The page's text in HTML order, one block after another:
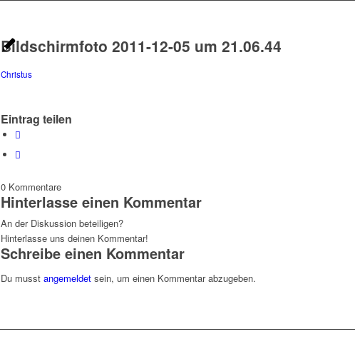
Bildschirmfoto 2011-12-05 um 21.06.44
Christus
Eintrag teilen
0 Kommentare
Hinterlasse einen Kommentar
An der Diskussion beteiligen?
Hinterlasse uns deinen Kommentar!
Schreibe einen Kommentar
Du musst angemeldetsein, um einen Kommentar abzugeben.